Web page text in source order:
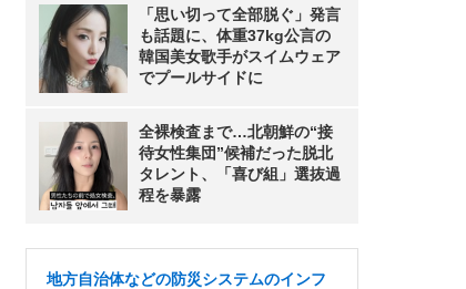
「思い切って全部脱ぐ」発言
も話題に、体重37kg公言の
韓国美女歌手がスイムウェア
でプールサイドに
全裸検査まで…北朝鮮の“接
待女性集団”候補だった脱北
タレント、「喜び組」選抜過
程を暴露
地方自治体などの防災システムのインフ